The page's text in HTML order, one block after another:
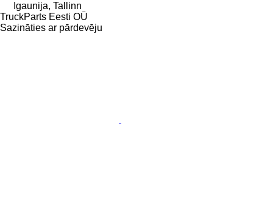
Igaunija, Tallinn
TruckParts Eesti OÜ
Sazināties ar pārdevēju